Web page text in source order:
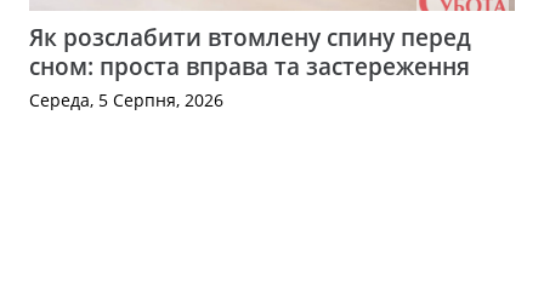
Як розслабити втомлену спину перед
сном: проста вправа та застереження
Середа, 5 Серпня, 2026